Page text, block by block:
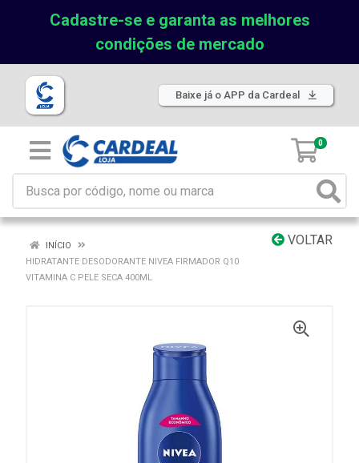
Cadastre-se e garanta as melhores
condições de mercado
Baixe já o APP da Cardeal
0
VOLTAR
INÍCIO
HIDRATANTE DESODORANTE NIVEA FIRMADOR Q10
VITAMINA C PELE SECA 400ML